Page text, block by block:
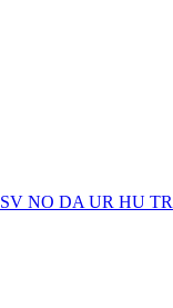
SV NO DA UR HU TR